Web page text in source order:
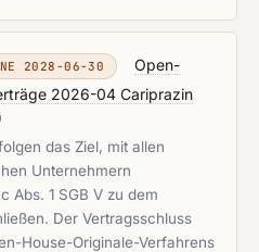
2028-06-30
Open-
2026-04 Cariprazin
das Ziel, mit allen
Unternehmern
Abs. 1 SGB V zu dem
Der Vertragsschluss
House-Originale-Verfahrens